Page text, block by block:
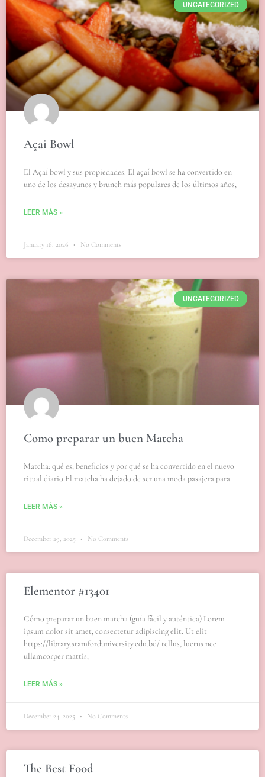
UNCATEGORIZED
Açai Bowl
El Açaí bowl y sus propiedades. El açaí bowl se ha convertido en
uno de los desayunos y brunch más populares de los últimos años,
LEER MÁS »
January 16, 2026 No Comments
UNCATEGORIZED
Como preparar un buen Matcha
Matcha: qué es, beneficios y por qué se ha convertido en el nuevo
ritual diario El matcha ha dejado de ser una moda pasajera para
LEER MÁS »
December 29, 2025 No Comments
Elementor #13401
Cómo preparar un buen matcha (guía fácil y auténtica) Lorem
ipsum dolor sit amet, consectetur adipiscing elit. Ut elit
https://library.stamforduniversity.edu.bd/ tellus, luctus nec
ullamcorper mattis,
LEER MÁS »
December 24, 2025 No Comments
The Best Food